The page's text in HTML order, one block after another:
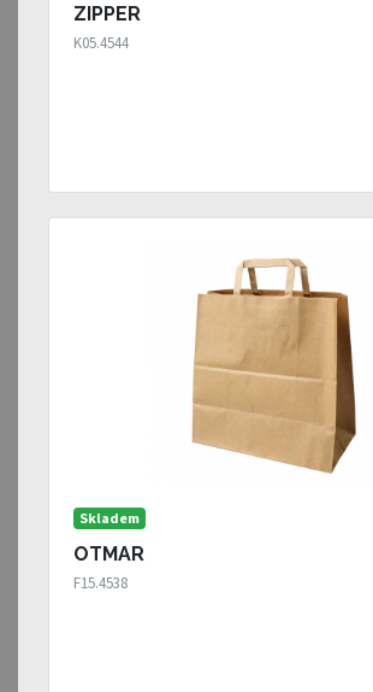
ZIPPER
K05.4544
Skladem
OTMAR
F15.4538